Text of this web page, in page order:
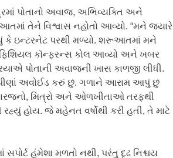
પોતાનો અવાજ, અભિવ્યક્તિ અને
તેને વિશ્વાસ નહોતો આવ્યો. “મને જ્યારે
કે ઇન્ટરનેટ પરથી મળ્યો. શરૂઆતમાં મને
કૉન્ફરન્સ કોલ આવ્યો અને ખબર
પોતાની અવાજની ખાસ કાળજી લીધી.
પીણાં અવોઈડ કરું છું. ગળાને આરામ આપું છું
મિત્રો અને ઓળખીતાઓ તરફથી
હોય. જે મહેનત વર્ષોથી કરી હતી, તે માટે
હંમેશા મળતો નથી, પરંતુ દૃઢ નિશ્ચય